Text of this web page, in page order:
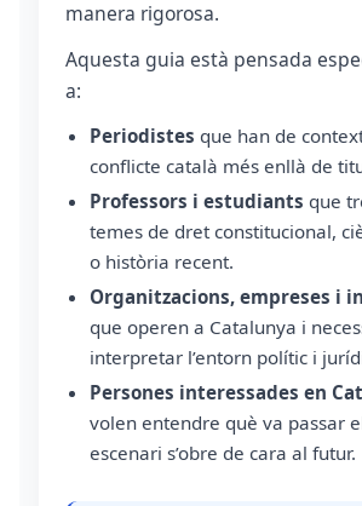
manera rigorosa.
Aquesta guia està pensada
a:
Periodistes que han de
conflicte català més enllà de
Professors i estudiants que
temes de dret constitucional,
o història recent.
Organitzacions, empreses i
que operen a Catalunya i
interpretar l’entorn polític i
Persones interessades en
volen entendre què va passar
escenari s’obre de cara al futur.